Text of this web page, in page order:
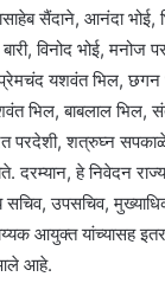
सैंदाने, आनंदा भोई,
विनोद भोई, मनोज
यशवंत भिल,
भिल, बाबलाल भिल,
परदेशी, शत्रुघ्न
दरम्यान, हे निवेदन
उपसचिव,
आयुक्त यांच्यासह इतर
आले आहे.